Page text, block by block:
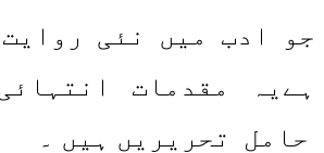
جو ادب میں نئی
ہےیہ مقدمات
حامل تحریریں ہیں ۔